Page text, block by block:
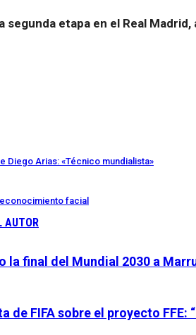
segunda etapa en el Real
Arias: «Técnico mundialista»
facial
AUTOR
la final del Mundial 2030 a
de FIFA sobre el proyecto FFE: